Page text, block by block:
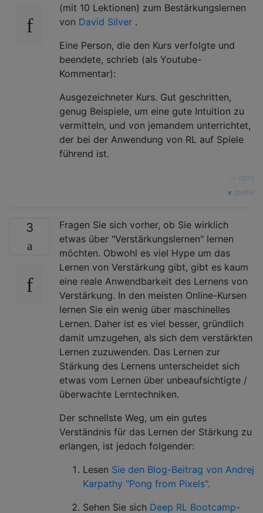
(mit 10 Lektionen) zum Bestärkungslernen
von David Silver .
Eine Person, die den Kurs verfolgte und
beendete, schrieb (als Youtube-
Kommentar):
Ausgezeichneter Kurs. Gut geschritten,
genug Beispiele, um eine gute Intuition zu
vermitteln, und von jemandem unterrichtet,
der bei der Anwendung von RL auf Spiele
führend ist.
nbro
quelle
3
Fragen Sie sich vorher, ob Sie wirklich
etwas über "Verstärkungslernen" lernen
möchten. Obwohl es viel Hype um das
Lernen von Verstärkung gibt, gibt es kaum
eine reale Anwendbarkeit des Lernens von
Verstärkung. In den meisten Online-Kursen
lernen Sie ein wenig über maschinelles
Lernen. Daher ist es viel besser, gründlich
damit umzugehen, als sich dem verstärkten
Lernen zuzuwenden. Das Lernen zur
Stärkung des Lernens unterscheidet sich
etwas vom Lernen über unbeaufsichtigte /
überwachte Lerntechniken.
Der schnellste Weg, um ein gutes
Verständnis für das Lernen der Stärkung zu
erlangen, ist jedoch folgender:
Lesen Sie den Blog-Beitrag von Andrej
Karpathy "Pong from Pixels".
Sehen Sie sich Deep RL Bootcamp-